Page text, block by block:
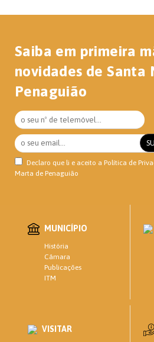
Saiba em primeira
novidades de Santa
Penaguião
Declaro que li e aceito a Política de
Marta de Penaguião
MUNICÍPIO
História
Câmara
Publicações
ITM
VISITAR